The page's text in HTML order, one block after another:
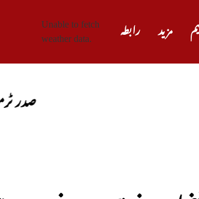
Unable to fetch
weather data.
رابطہ مزید
صدر ٹرمپ کا